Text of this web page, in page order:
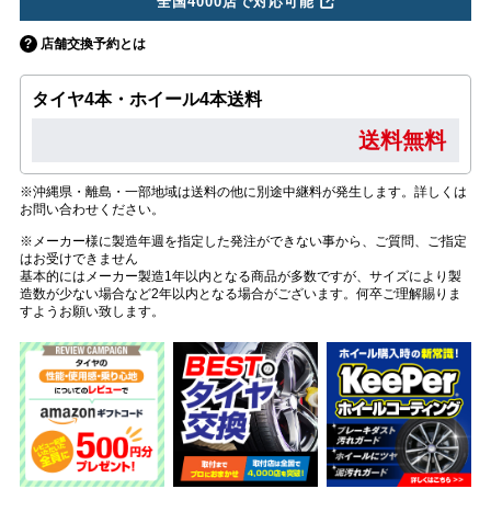
店舗交換予約とは
タイヤ4本・ホイール4本送料
送料無料
※沖縄県・離島・一部地域は送料の他に別途中継料が発生します。詳しくは
お問い合わせください。
※メーカー様に製造年週を指定した発注ができない事から、ご質問、ご指定
はお受けできません
基本的にはメーカー製造1年以内となる商品が多数ですが、サイズにより製
造数が少ない場合など2年以内となる場合がございます。何卒ご理解賜りま
すようお願い致します。